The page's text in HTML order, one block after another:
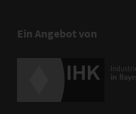
Ein Angebot von